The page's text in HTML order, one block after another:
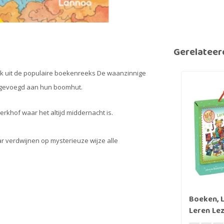
uit de populaire boekenreeks De waanzinnige
aan hun boomhut.
waar het altijd middernacht is.
verdwijnen op mysterieuze wijze alle
Boeken,
Leren